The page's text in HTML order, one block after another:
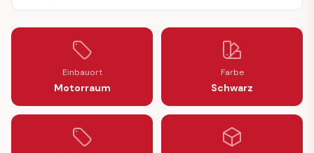
Einbauort
Motorraum
Farbe
Schwarz